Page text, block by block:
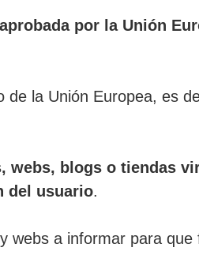
por la Unión
la Unión Europea, es
webs, blogs o tiendas
del usuario.
webs a informar para